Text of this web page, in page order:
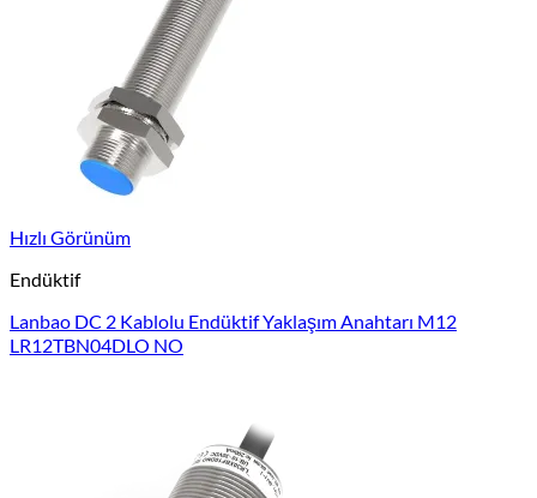
Hızlı Görünüm
Endüktif
Lanbao DC 2 Kablolu Endüktif Yaklaşım Anahtarı M12
LR12TBN04DLO NO